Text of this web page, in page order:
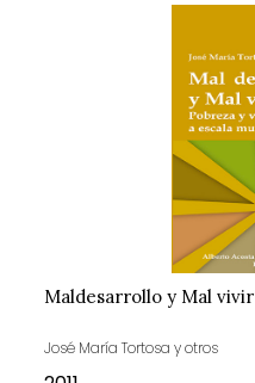
Maldesarrollo y Mal vivir
José María Tortosa y otros